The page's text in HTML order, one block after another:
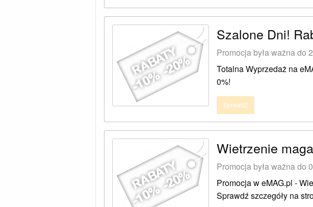
Szalone Dni!
Promocja była ważna do
Totalna Wyprzedaż na
0%!
Sprawdź
Wietrzenie
Promocja była ważna do
Promocja w eMAG.pl -
Sprawdź szczegóły na